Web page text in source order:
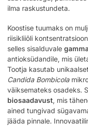
ilma raskustundeta.
Koostise tuumaks on
riisikliiõli
selles sisalduvale
antioksüdandile, mis
Tootja kasutab
Candida Bombicola
väiksemateks osadeks.
biosaadavust, mis
ained tungivad
jääda pinnale.